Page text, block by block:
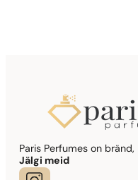
Lady
Paris Perfumes on
Jälgi meid